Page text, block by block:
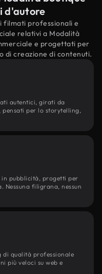
d'autore
filmati professionali e
relativi a Modalità
e progettati per
di creazione di contenuti.
autentici, girati da
per lo storytelling,
pubblicità, progetti per
Nessuna filigrana, nessun
di qualità professionale
più veloci su web e